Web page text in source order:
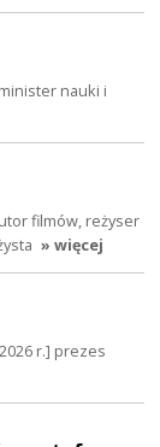
nauki i
filmów, reżyser
» więcej
r.] prezes